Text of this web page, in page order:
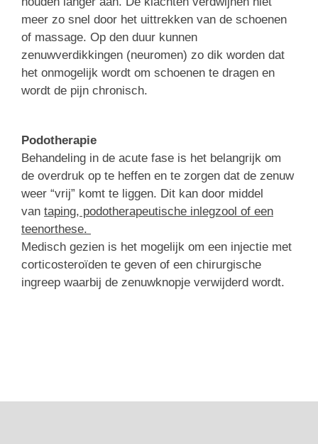
meer zo snel door het uittrekken van de schoenen
of massage. Op den duur kunnen
zenuwverdikkingen (neuromen) zo dik worden dat
het onmogelijk wordt om schoenen te dragen en
wordt de pijn chronisch.
Podotherapie
Behandeling in de acute fase is het belangrijk om
de overdruk op te heffen en te zorgen dat de zenuw
weer “vrij” komt te liggen. Dit kan door middel
van taping, podotherapeutische inlegzool of een
teenorthese.
Medisch gezien is het mogelijk om een injectie met
corticosteroïden te geven of een chirurgische
ingreep waarbij de zenuwknopje verwijderd wordt.